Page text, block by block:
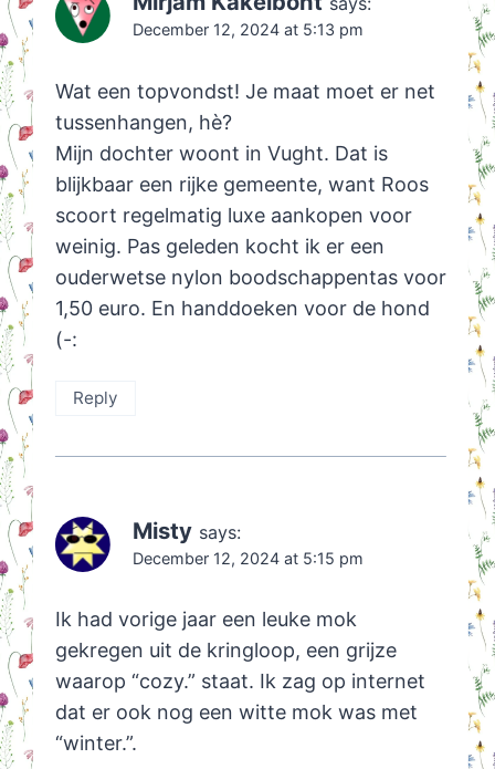
December 12, 2024 at 5:13 pm
Wat een topvondst! Je maat moet er net
tussenhangen, hè?
Mijn dochter woont in Vught. Dat is
blijkbaar een rijke gemeente, want Roos
scoort regelmatig luxe aankopen voor
weinig. Pas geleden kocht ik er een
ouderwetse nylon boodschappentas voor
1,50 euro. En handdoeken voor de hond
(-:
Reply
Misty says:
December 12, 2024 at 5:15 pm
Ik had vorige jaar een leuke mok
gekregen uit de kringloop, een grijze
waarop “cozy.” staat. Ik zag op internet
dat er ook nog een witte mok was met
“winter.”.